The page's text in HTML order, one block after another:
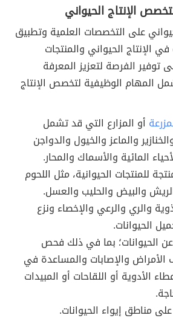
الإنتاج الحيواني
على التخصصات العلمية وتطبيق
الإنتاج الحيواني والمنتجات
توفير الفرصة لتعزيز المعرفة
المهام الوظيفية لتخصص الإنتاج
أو المزارع التي قد تشمل
والماعز والخيول والدواجن
المائية والأسماك والمحار.
للمنتجات الحيوانية، مثل اللحوم
والبيض والحليب والعسل.
والري والرعي والإخصاء ونزع
الحيوانات.
الحيوانات؛ بما في ذلك فحص
الأمراض والإصابات والمساعدة في
الأدوية أو اللقاحات أو المبيدات
مناطق إيواء الحيوانات.